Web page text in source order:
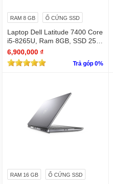
RAM 8 GB Ổ CỨNG SSD
Laptop Dell Latitude 7400 Core
i5-8265U, Ram 8GB, SSD 256
GB, 14 Inch FHD silver
6,900,000 ₫
Trả góp 0%
RAM 16 GB Ổ CỨNG SSD